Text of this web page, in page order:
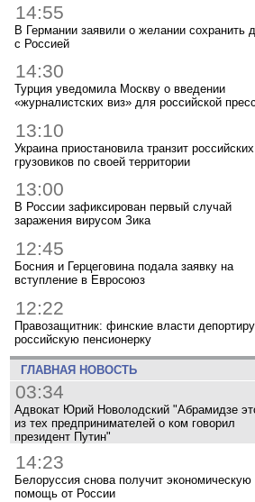
14:55
В Германии заявили о желании сохранить
с Россией
14:30
Турция уведомила Москву о введении
«журналистских виз» для российской
13:10
Украина приостановила транзит российских
грузовиков по своей территории
13:00
В России зафиксирован первый случай
заражения вирусом Зика
12:45
Босния и Герцеговина подала заявку на
вступление в Евросоюз
12:22
Правозащитник: финские власти
российскую пенсионерку
ГЛАВНАЯ НОВОСТЬ
03:34
Адвокат Юрий Новолодский "Абрамидзе
из тех предпринимателей о ком говорил
президент Путин"
14:23
Белоруссия снова получит экономическую
помощь от России